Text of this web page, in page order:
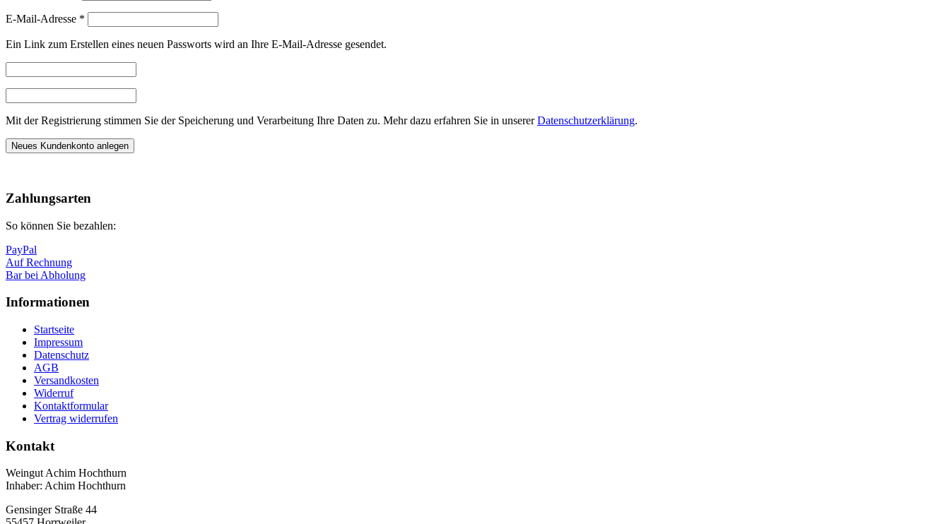
E-Mail-Adresse *
Ein Link zum Erstellen eines neuen Passworts wird an Ihre E-Mail-Adresse gesendet.
Mit der Registrierung stimmen Sie der Speicherung und Verarbeitung Ihre Daten zu. Mehr dazu erfahren Sie in unsererDatenschutzerklärung.
Neues Kundenkonto anlegen
oben
Zahlungsarten
So können Sie bezahlen:
PayPal
Auf Rechnung
Bar bei Abholung
Informationen
Startseite
Impressum
Datenschutz
AGB
Versandkosten
Widerruf
Kontaktformular
Vertrag widerrufen
Kontakt
Weingut Achim Hochthurn
Inhaber: Achim Hochthurn
Gensinger Straße 44